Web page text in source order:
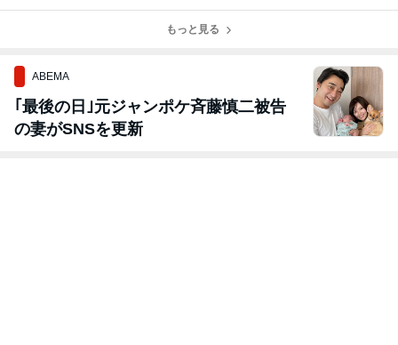
もっと見る
ABEMA
｢最後の日｣元ジャンポケ斉藤慎二被告
の妻がSNSを更新